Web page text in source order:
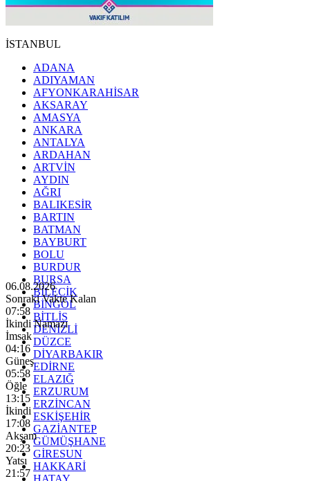
İSTANBUL
ADANA
ADIYAMAN
AFYONKARAHİSAR
AKSARAY
AMASYA
ANKARA
ANTALYA
ARDAHAN
ARTVİN
AYDIN
AĞRI
BALIKESİR
BARTIN
BATMAN
BAYBURT
BOLU
BURDUR
BURSA
BİLECİK
BİNGÖL
BİTLİS
DENİZLİ
DÜZCE
DİYARBAKIR
EDİRNE
ELAZIĞ
ERZURUM
ERZİNCAN
ESKİŞEHİR
GAZİANTEP
GÜMÜŞHANE
GİRESUN
HAKKARİ
HATAY
06.08.2026
Sonraki Vakte Kalan
07:56
İkindi Namazı
İmsak
04:16
Güneş
05:58
Öğle
13:15
İkindi
17:08
Akşam
20:23
Yatsı
21:57